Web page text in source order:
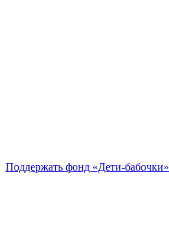
Поддержать фонд «Дети-бабочки»